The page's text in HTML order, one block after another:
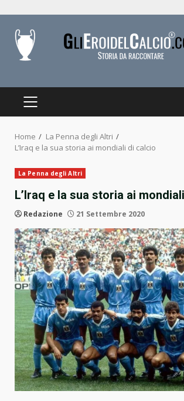
content
PRIMARY
Home
La Penna degli Altri
L’Iraq e la sua storia ai mondiali di calcio
La Penna degli Altri
L’Iraq e la sua storia ai
Redazione 21 Settembre 2020